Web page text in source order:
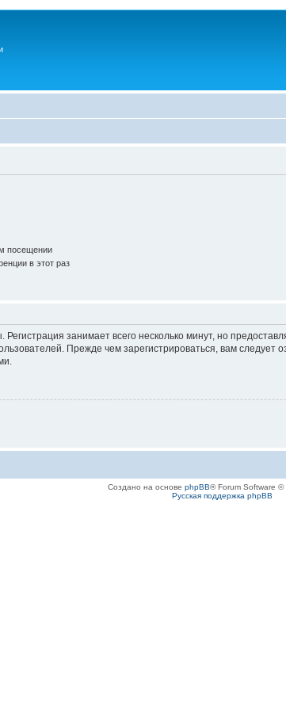
посещении
в этот раз
занимает всего несколько минут, но
Прежде чем зарегистрироваться, вам
Создано на основе phpBB® Forum Software ©
Русская поддержка phpBB